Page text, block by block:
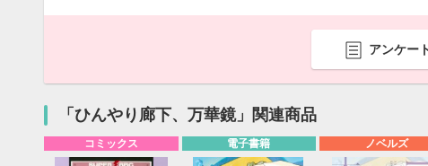
アンケー
「ひんやり廊下、万華鏡」関連商品
コミックス 電子書籍 ノベルズ